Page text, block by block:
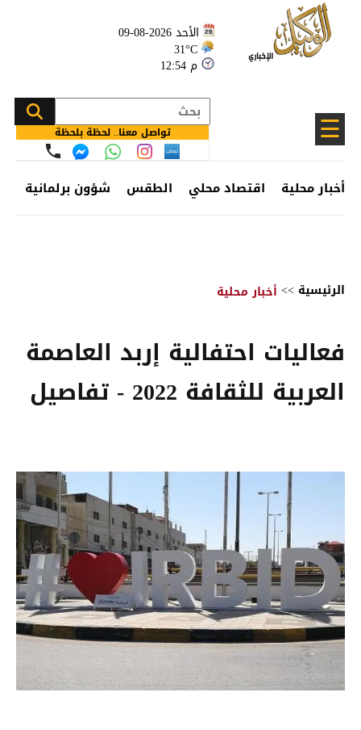
الأحد 2026-08-09
31°C
12:54 م
☰ تواصل معنا.. لحظة بلحظة
أخبار محلية اقتصاد محلي الطقس شؤون برلمانية
الرئيسية >> أخبار محلية
فعاليات احتفالية إربد العاصمة
العربية للثقافة 2022 - تفاصيل